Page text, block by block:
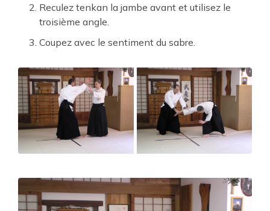
Reculez tenkan la jambe avant et utilisez le
troisième angle.
Coupez avec le sentiment du sabre.